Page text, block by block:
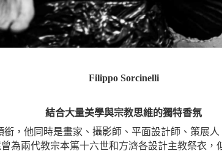
Filippo Sorcinelli
結合大量美學與宗教思維的獨特香氛
銜，他同時是畫家、攝影師、平面設計師、策展
為兩代教宗本篤十六世和方濟各設計主教祭衣